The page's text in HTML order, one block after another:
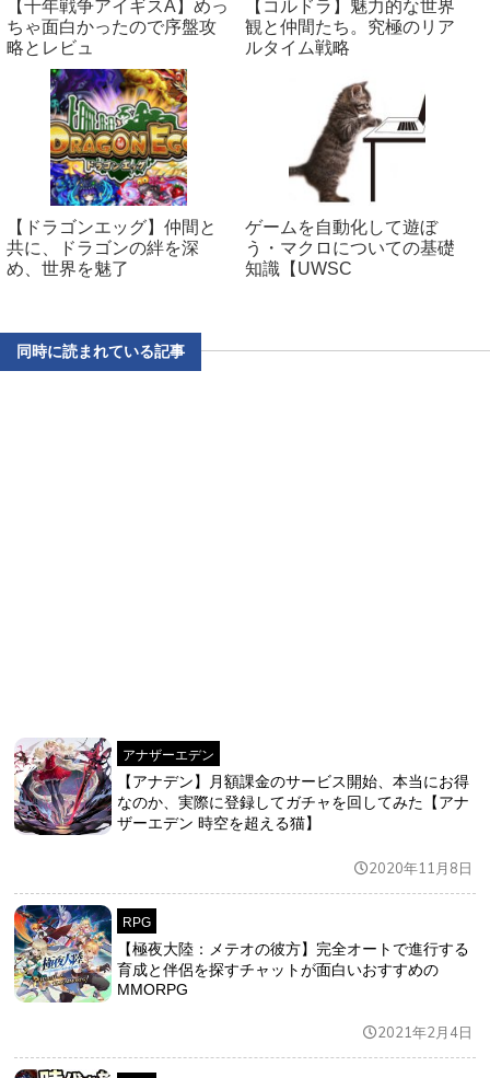
【千年戦争アイギスA】めっ
ちゃ面白かったので序盤攻
略とレビュ
【コルドラ】魅力的な世界
観と仲間たち。究極のリア
ルタイム戦略
【ドラゴンエッグ】仲間と
共に、ドラゴンの絆を深
め、世界を魅了
ゲームを自動化して遊ぼ
う・マクロについての基礎
知識【UWSC
同時に読まれている記事
アナザーエデン
【アナデン】月額課金のサービス開始、本当にお得
なのか、実際に登録してガチャを回してみた【アナ
ザーエデン 時空を超える猫】
2020年11月8日
RPG
【極夜大陸：メテオの彼方】完全オートで進行する
育成と伴侶を探すチャットが面白いおすすめの
MMORPG
2021年2月4日